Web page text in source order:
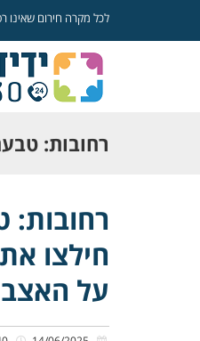
לכל מקרה חירום שאינו
רחובות:
חילצו את
לחצה על
חילצו
על